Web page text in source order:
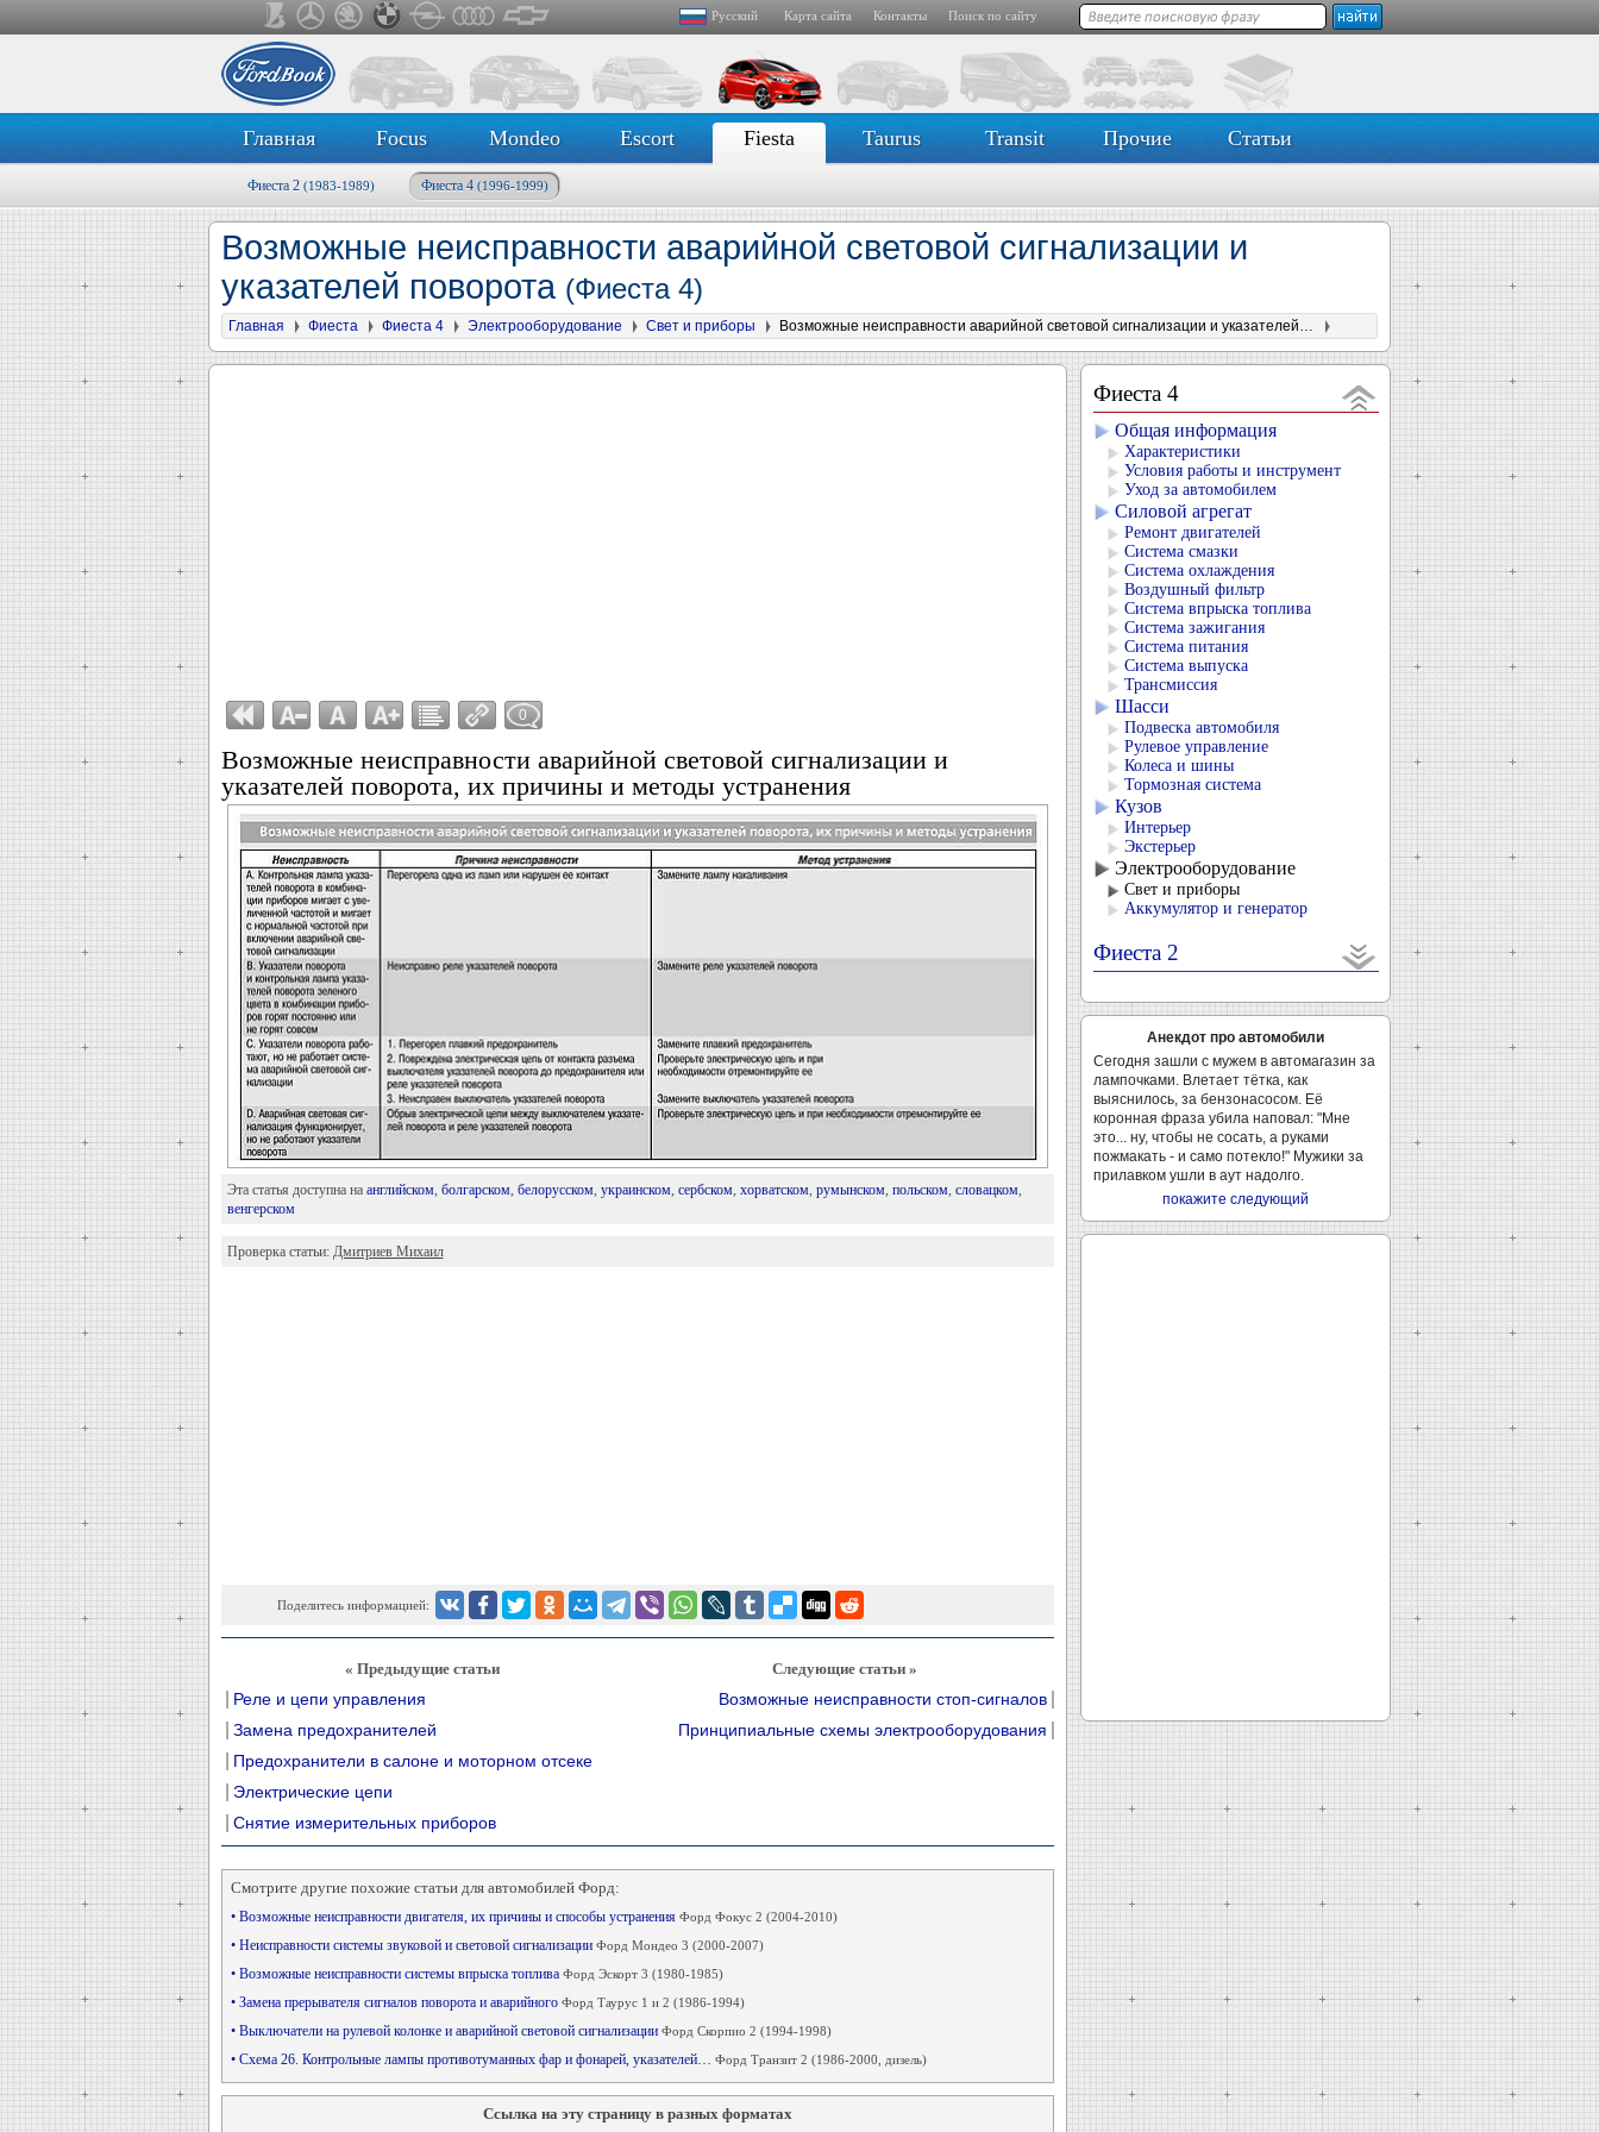
Русский Карта сайта Контакты Поиск по сайту
Главная Focus Mondeo Escort Fiesta Taurus Transit Прочие Статьи
Фиеста 2 (1983-1989) Фиеста 4 (1996-1999)
Возможные неисправности аварийной световой сигнализации и
указателей поворота (Фиеста 4)
Главная Фиеста Фиеста 4 Электрооборудование Свет и приборы Возможные неисправности аварийной световой сигнализации и указателей поворота
0
Возможные неисправности аварийной световой сигнализации и
указателей поворота, их причины и методы устранения
Эта статья доступна на английском, болгарском, белорусском, украинском, сербском, хорватском, румынском, польском, словацком,
венгерском
Проверка статьи: Дмитриев Михаил
Поделитесь информацией:
« Предыдущие статьи
Реле и цепи управления
Замена предохранителей
Предохранители в салоне и моторном отсеке
Электрические цепи
Снятие измерительных приборов
Следующие статьи »
Возможные неисправности стоп-сигналов
Принципиальные схемы электрооборудования
Смотрите другие похожие статьи для автомобилей Форд:
• Возможные неисправности двигателя, их причины и способы устранения Форд Фокус 2 (2004-2010)
• Неисправности системы звуковой и световой сигнализации Форд Мондео 3 (2000-2007)
• Возможные неисправности системы впрыска топлива Форд Эскорт 3 (1980-1985)
• Замена прерывателя сигналов поворота и аварийного Форд Таурус 1 и 2 (1986-1994)
• Выключатели на рулевой колонке и аварийной световой сигнализации Форд Скорпио 2 (1994-1998)
• Схема 26. Контрольные лампы противотуманных фар и фонарей, указателей… Форд Транзит 2 (1986-2000, дизель)
Ссылка на эту страницу в разных форматах
Фиеста 4
Общая информация
Характеристики
Условия работы и инструмент
Уход за автомобилем
Силовой агрегат
Ремонт двигателей
Система смазки
Система охлаждения
Воздушный фильтр
Система впрыска топлива
Система зажигания
Система питания
Система выпуска
Трансмиссия
Шасси
Подвеска автомобиля
Рулевое управление
Колеса и шины
Тормозная система
Кузов
Интерьер
Экстерьер
Электрооборудование
Свет и приборы
Аккумулятор и генератор
Фиеста 2
Анекдот про автомобили
Сегодня зашли с мужем в автомагазин за
лампочками. Влетает тётка, как
выяснилось, за бензонасосом. Её
коронная фраза убила наповал: "Мне
это... ну, чтобы не сосать, а руками
пожмакать - и само потекло!" Мужики за
прилавком ушли в аут надолго.
покажите следующий